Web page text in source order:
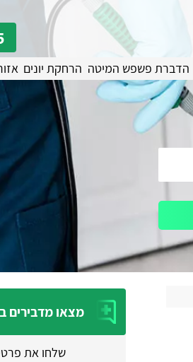
הדברת פשפש המיטה הרחקת יונים
מצאו מדבירים
שלחו את